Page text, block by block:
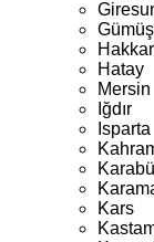
Hatay
Mersin
Iğdır
Isparta
Kars